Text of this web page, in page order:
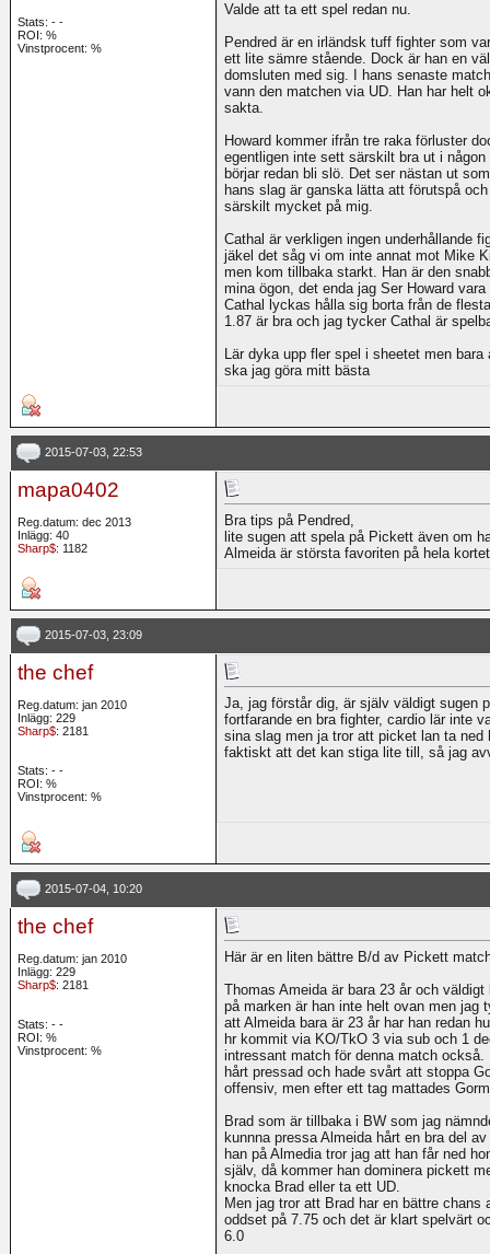
Stats: - -
ROI: %
Vinstprocent: %
Valde att ta ett spel redan nu.
Pendred är en irländsk tuff fighter som
ett lite sämre stående. Dock är han en
domsluten med sig. I hans senaste
vann den matchen via UD. Han har helt
sakta.
Howard kommer ifrån tre raka förluster
egentligen inte sett särskilt bra ut i
börjar redan bli slö. Det ser nästan ut
hans slag är ganska lätta att förutspå
särskilt mycket på mig.
Cathal är verkligen ingen underhållande
jäkel det såg vi om inte annat mot Mike
men kom tillbaka starkt. Han är den
mina ögon, det enda jag Ser Howard
Cathal lyckas hålla sig borta från de
1.87 är bra och jag tycker Cathal är
Lär dyka upp fler spel i sheetet men
ska jag göra mitt bästa
2015-07-03, 22:53
mapa0402
Reg.datum: dec 2013
Inlägg: 40
Sharp$: 1182
Bra tips på Pendred,
lite sugen att spela på Pickett även om
Almeida är största favoriten på hela
2015-07-03, 23:09
the chef
Reg.datum: jan 2010
Inlägg: 229
Sharp$: 2181
Stats: - -
ROI: %
Vinstprocent: %
Ja, jag förstår dig, är själv väldigt sugen
fortfarande en bra fighter, cardio lär inte
sina slag men ja tror att picket lan ta
faktiskt att det kan stiga lite till, så jag
2015-07-04, 10:20
the chef
Reg.datum: jan 2010
Inlägg: 229
Sharp$: 2181
Stats: - -
ROI: %
Vinstprocent: %
Här är en liten bättre B/d av Pickett
Thomas Ameida är bara 23 år och
på marken är han inte helt ovan men
att Almeida bara är 23 år har han redan
hr kommit via KO/TkO 3 via sub och 1
intressant match för denna match
hårt pressad och hade svårt att stoppa
offensiv, men efter ett tag mattades
Brad som är tillbaka i BW som jag
kunnna pressa Almeida hårt en bra del
han på Almedia tror jag att han får ned
själv, då kommer han dominera pickett
knocka Brad eller ta ett UD.
Men jag tror att Brad har en bättre
oddset på 7.75 och det är klart spelvärt
6.0